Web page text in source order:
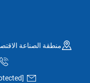
منطقة الصناعة
[email protected]